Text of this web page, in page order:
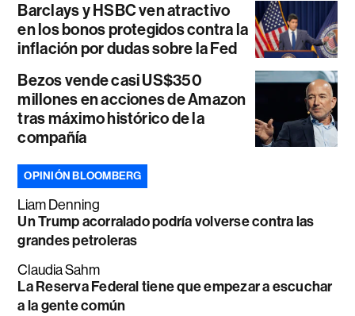
Barclays y HSBC ven atractivo
en los bonos protegidos contra la
inflación por dudas sobre la Fed
Bezos vende casi US$350
millones en acciones de Amazon
tras máximo histórico de la
compañía
OPINIÓN BLOOMBERG
Liam Denning
Un Trump acorralado podría volverse contra las
grandes petroleras
Claudia Sahm
La Reserva Federal tiene que empezar a escuchar
a la gente común